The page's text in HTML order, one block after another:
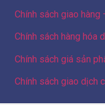
Chính sách giao
Chính sách hàng hóa
Chính sách giá sản
Chính sách giao dịch